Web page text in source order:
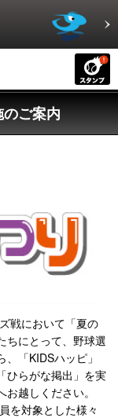
ご案内
戦において「夏の
ちにとって、野球選
「KIDSハッピ」
ひらがな掲出」を実
越しください。
を対象とした様々